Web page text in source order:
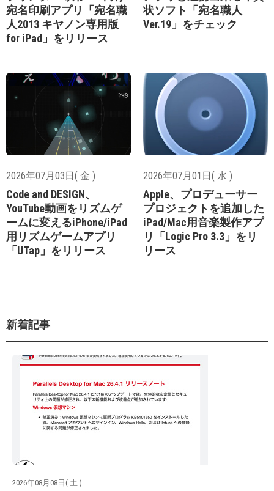
宛名印刷アプリ「宛名職
人2013 キヤノン専用版
for iPad」をリリース
状ソフト「宛名職人
Ver.19」をチェック
2026年07月03日( 金 )
Code and DESIGN、
YouTube動画をリズムゲ
ームに変えるiPhone/iPad
用リズムゲームアプリ
「UTap」をリリース
2026年07月01日( 水 )
Apple、プロデューサー
プロジェクトを追加した
iPad/Mac用音楽製作アプ
リ「Logic Pro 3.3」をリ
リース
新着記事
2026年08月08日( 土 )